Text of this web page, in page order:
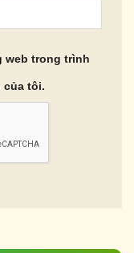
web trong trình
của tôi.